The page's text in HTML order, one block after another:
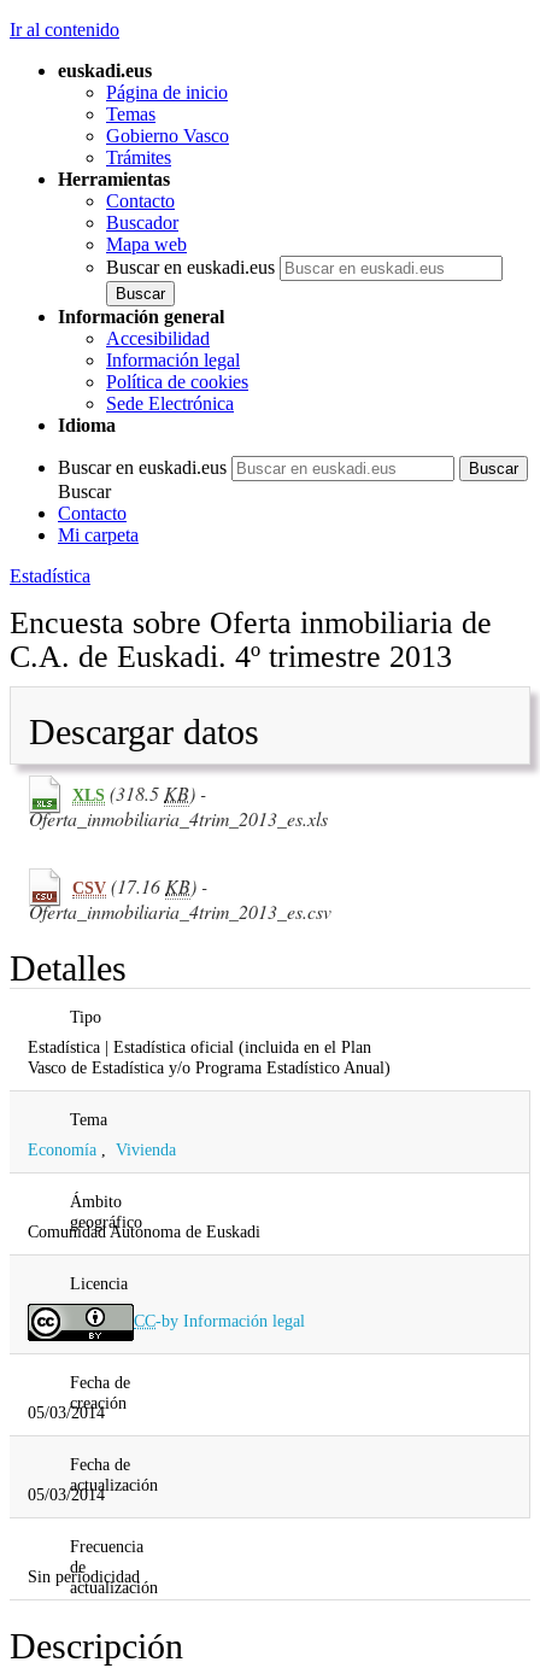
Ir al contenido
euskadi.eus
Página de inicio
Temas
Gobierno Vasco
Trámites
Herramientas
Contacto
Buscador
Mapa web
Buscar en euskadi.eus
Información general
Accesibilidad
Información legal
Política de cookies
Sede Electrónica
Idioma
Buscar en euskadi.eus
Buscar
Contacto
Mi carpeta
Estadística
Encuesta sobre Oferta inmobiliaria de
C.A. de Euskadi. 4º trimestre 2013
Descargar datos
XLS (318.5KB) -
Oferta_inmobiliaria_4trim_2013_es.xls
CSV (17.16 KB) -
Oferta_inmobiliaria_4trim_2013_es.csv
Detalles
Tipo
Estadística | Estadística oficial (incluida en el Plan
Vasco de Estadística y/o Programa Estadístico Anual)
Tema
Economía
Vivienda
Ámbito
geográfico
Comunidad Autonoma de Euskadi
Licencia
CC-by Información legal
Fecha de
creación
05/03/2014
Fecha de
actualización
05/03/2014
Frecuencia
de
actualización
Sin periodicidad
Descripción